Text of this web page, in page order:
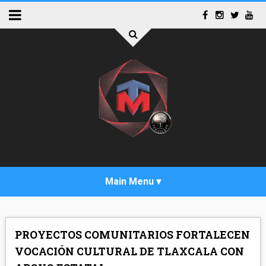
PROYECTOS COMUNITARIOS FORTALECEN
VOCACIÓN CULTURAL DE TLAXCALA CON